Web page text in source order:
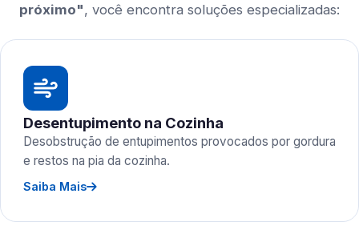
próximo", você encontra soluções especializadas:
Desentupimento na Cozinha
Desobstrução de entupimentos provocados por gordura
e restos na pia da cozinha.
Saiba Mais